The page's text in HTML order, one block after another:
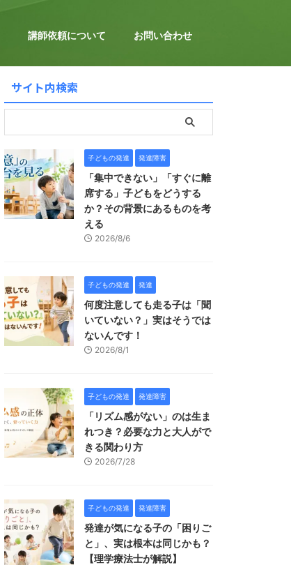
講師依頼について お問い合わせ
サイト内検索
子どもの発達 発達障害
「集中できない」「すぐに離
席する」子どもをどうする
か？その背景にあるものを考
える
2026/8/6
子どもの発達 発達
何度注意しても走る子は「聞
いていない？」実はそうでは
ないんです！
2026/8/1
子どもの発達 発達障害
「リズム感がない」のは生ま
れつき？必要な力と大人がで
きる関わり方
2026/7/28
子どもの発達 発達障害
発達が気になる子の「困りご
と」、実は根本は同じかも？
【理学療法士が解説】